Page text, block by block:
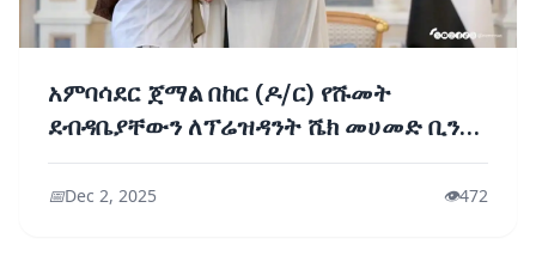
አምባሳደር ጀማል በከር (ዶ/ር) የሹመት
ደብዳቤያቸውን ለፕሬዝዳንት ሼክ መሀመድ ቢን
ዛይድ አል ናህያ አቀረቡ
📅Dec 2, 2025 👁️472